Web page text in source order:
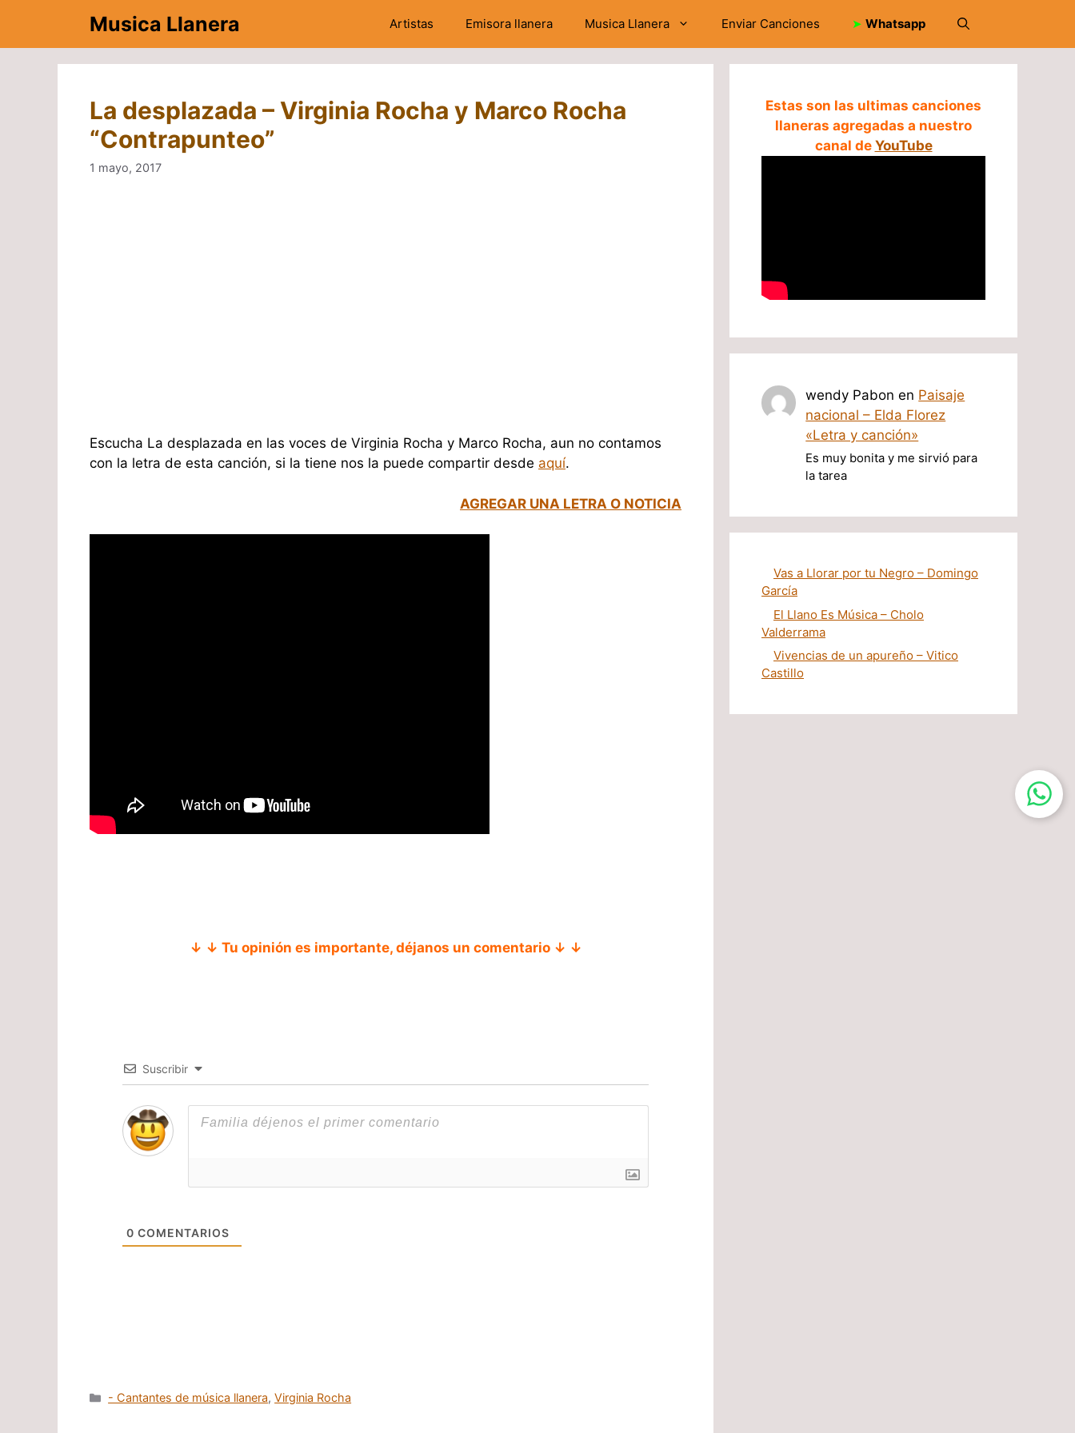
contenido
Musica Llanera Artistas Emisora llanera Musica Llanera Enviar Canciones ➤ Whatsapp
La desplazada – Virginia Rocha y Marco Rocha
“Contrapunteo”
1 mayo, 2017
Escucha La desplazada en las voces de Virginia Rocha y Marco Rocha, aun no contamos
con la letra de esta canción, si la tiene nos la puede compartir desde aquí.
AGREGAR UNA LETRA O NOTICIA
↓ ↓ Tu opinión es importante, déjanos un comentario ↓ ↓
Suscribir
0 COMENTARIOS
Categorías
- Cantantes de música llanera,Virginia Rocha
Estas son las ultimas canciones
llaneras agregadas a nuestro
canal de YouTube
wendy Pabon en Paisaje
nacional – Elda Florez
«Letra y canción»
Es muy bonita y me sirvió para
la tarea
Vas a Llorar por tu Negro – Domingo
García
El Llano Es Música – Cholo
Valderrama
Vivencias de un apureño – Vitico
Castillo